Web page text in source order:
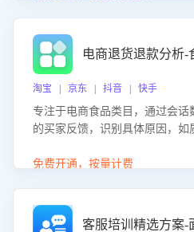
电商退货退款分析-
淘宝 | 京东 | 抖音 | 快手
专注于电商食品类目，通过会
的买家反馈，识别具体原因，
商家降低退款率，提升售后效率。
免费开通，按量计费
客服培训精选方案